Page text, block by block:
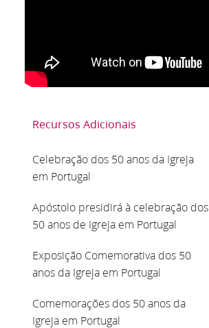
Recursos Adicionais
Celebração dos 50 anos da Igreja
em Portugal
Apóstolo presidirá à celebração dos
50 anos de Igreja em Portugal
Exposição Comemorativa dos 50
anos da Igreja em Portugal
Comemorações dos 50 anos da
Igreja em Portugal